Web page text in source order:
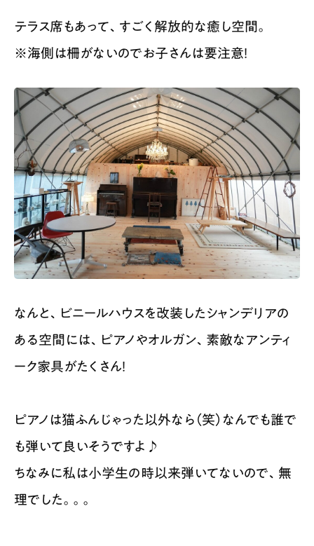
テラス席もあって、すごく解放的な癒し空間。
※海側は柵がないのでお子さんは要注意！
なんと、ビニールハウスを改装したシャンデリアの
ある空間には、ピアノやオルガン、素敵なアンティ
ーク家具がたくさん！
ピアノは猫ふんじゃった以外なら（笑）なんでも誰で
も弾いて良いそうですよ♪
ちなみに私は小学生の時以来弾いてないので、無
理でした。。。